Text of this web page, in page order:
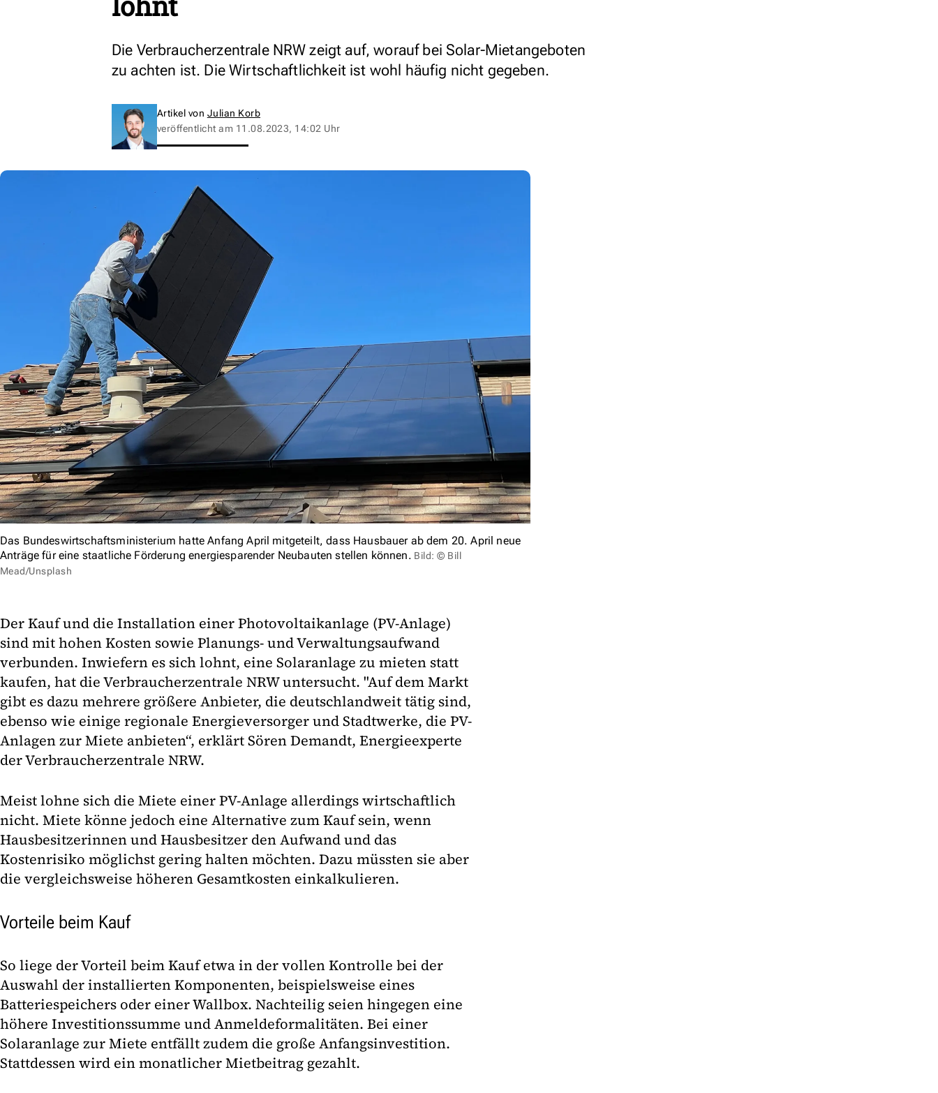
Die Verbraucherzentrale NRW zeigt auf, worauf bei Solar-Mietangeboten
zu achten ist. Die Wirtschaftlichkeit ist wohl häufig nicht gegeben.
Artikel von Julian Korb
veröffentlicht am 11.08.2023, 14:02 Uhr
Das Bundeswirtschaftsministerium hatte Anfang April mitgeteilt, dass Hausbauer ab dem 20. April neue
Anträge für eine staatliche Förderung energiesparender Neubauten stellen können. Bild: © Bill
Mead/Unsplash
Der Kauf und die Installation einer Photovoltaikanlage (PV-Anlage)
sind mit hohen Kosten sowie Planungs- und Verwaltungsaufwand
verbunden. Inwiefern es sich lohnt, eine Solaranlage zu mieten statt
kaufen, hat die Verbraucherzentrale NRW untersucht. "Auf dem Markt
gibt es dazu mehrere größere Anbieter, die deutschlandweit tätig sind,
ebenso wie einige regionale Energieversorger und Stadtwerke, die PV-
Anlagen zur Miete anbieten“, erklärt Sören Demandt, Energieexperte
der Verbraucherzentrale NRW.
Meist lohne sich die Miete einer PV-Anlage allerdings wirtschaftlich
nicht. Miete könne jedoch eine Alternative zum Kauf sein, wenn
Hausbesitzerinnen und Hausbesitzer den Aufwand und das
Kostenrisiko möglichst gering halten möchten. Dazu müssten sie aber
die vergleichsweise höheren Gesamtkosten einkalkulieren.
Vorteile beim Kauf
So liege der Vorteil beim Kauf etwa in der vollen Kontrolle bei der
Auswahl der installierten Komponenten, beispielsweise eines
Batteriespeichers oder einer Wallbox. Nachteilig seien hingegen eine
höhere Investitionssumme und Anmeldeformalitäten. Bei einer
Solaranlage zur Miete entfällt zudem die große Anfangsinvestition.
Stattdessen wird ein monatlicher Mietbeitrag gezahlt.